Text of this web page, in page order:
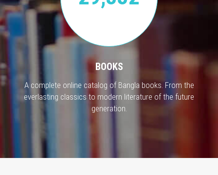
BOOKS
A complete online catalog of Bangla books. From the
everlasting classics to modern literature of the future
generation.